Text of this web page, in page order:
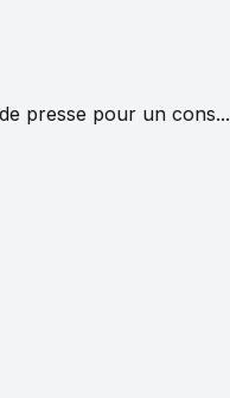
presse pour un cons...